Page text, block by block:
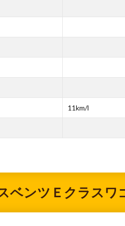
11km/l
ベンツＥクラスワ